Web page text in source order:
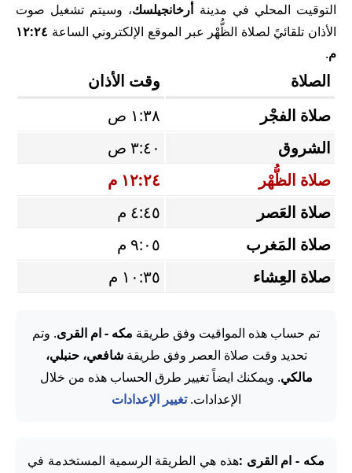
التوقيت المحلي في مدينةأرخانجيلسك، وسيتم تشغيل صوت
الأذان تلقائيً لصلاة الظُّهْر عبر الموقع الإلكتروني الساعة ١٢:٢٤
م.
الصلاة
وقت الأذان
صلاة الفجْر
١:٣٨ ص
الشروق
٣:٤٠ ص
صلاة الظُّهْر
١٢:٢٤ م
صلاة العَصر
٤:٤٥ م
صلاة المَغرب
٩:٠٥ م
صلاة العِشاء
١٠:٣٥ م
تم حساب هذه المواقيت وفق طريقة مكه - ام القرى. وتم
تحديد وقت صلاة العصر وفق طريقةشافعي، حنبلي،
مالكي. ويمكنك ايضاً تغيير طرق الحساب هذه من خلال
الإعدادات.تغيير الإعدادات
مكه - ام القرى :هذه هي الطريقة الرسمية المستخدمة في